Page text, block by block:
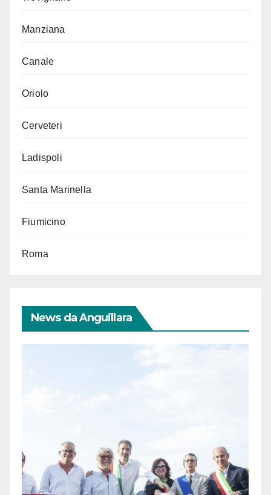
Manziana
Canale
Oriolo
Cerveteri
Ladispoli
Santa Marinella
Fiumicino
Roma
News da Anguillara